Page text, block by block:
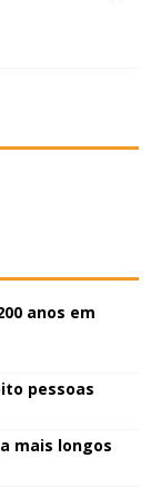
anos em
pessoas
mais longos